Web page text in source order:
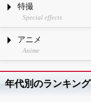
特撮
Special effects
アニメ
Anime
年代別のランキング